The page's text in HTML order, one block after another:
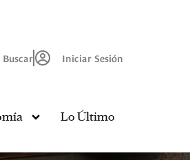
Buscar Iniciar Sesión
Lo Último